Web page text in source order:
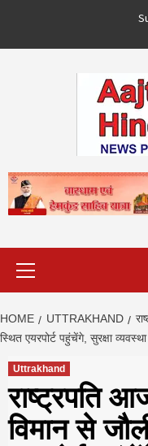
content
HOME UTTRAKHAND
स्थित एयरपोर्ट पहुंचेंगे, सुरक्षा
Uttrakhand
राष्ट्रपति
विमान से